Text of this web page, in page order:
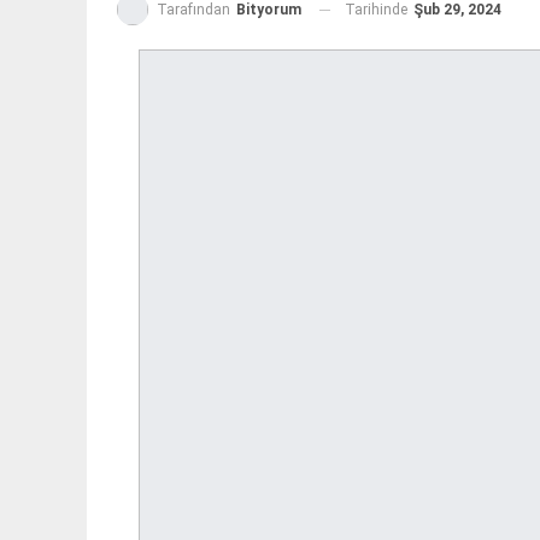
Tarafından Bityorum Tarihinde Şub 29, 2024